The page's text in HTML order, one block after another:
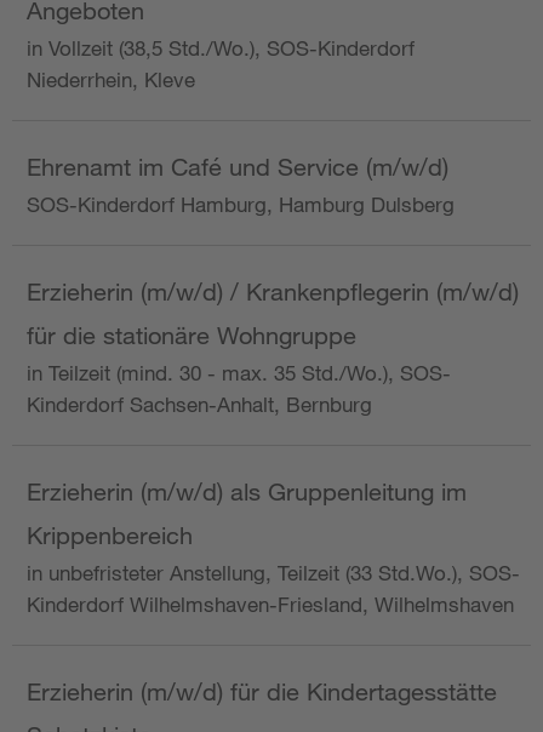
Angeboten
in Vollzeit (38,5 Std./Wo.), SOS-Kinderdorf
Niederrhein, Kleve
Ehrenamt im Café und Service (m/w/d)
SOS-Kinderdorf Hamburg, Hamburg Dulsberg
Erzieherin (m/w/d) / Krankenpflegerin (m/w/d)
für die stationäre Wohngruppe
in Teilzeit (mind. 30 - max. 35 Std./Wo.), SOS-
Kinderdorf Sachsen-Anhalt, Bernburg
Erzieherin (m/w/d) als Gruppenleitung im
Krippenbereich
in unbefristeter Anstellung, Teilzeit (33 Std.Wo.), SOS-
Kinderdorf Wilhelmshaven-Friesland, Wilhelmshaven
Erzieherin (m/w/d) für die Kindertagesstätte